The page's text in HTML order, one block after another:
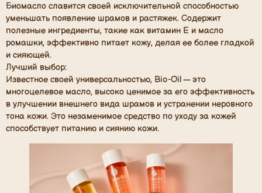
Биомасло славится своей исключительной способностью
уменьшать появление шрамов и растяжек. Содержит
полезные ингредиенты, такие как витамин Е и масло
ромашки, эффективно питает кожу, делая ее более гладкой
и сияющей.
Лучший выбор:
Известное своей универсальностью, Bio-Oil — это
многоцелевое масло, высоко ценимое за его эффективность
в улучшении внешнего вида шрамов и устранении неровного
тона кожи. Это незаменимое средство по уходу за кожей
способствует питанию и сиянию кожи.